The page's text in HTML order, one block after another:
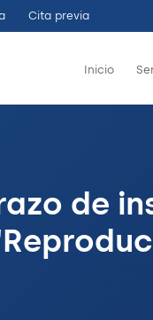
Cita previa
Inicio
de